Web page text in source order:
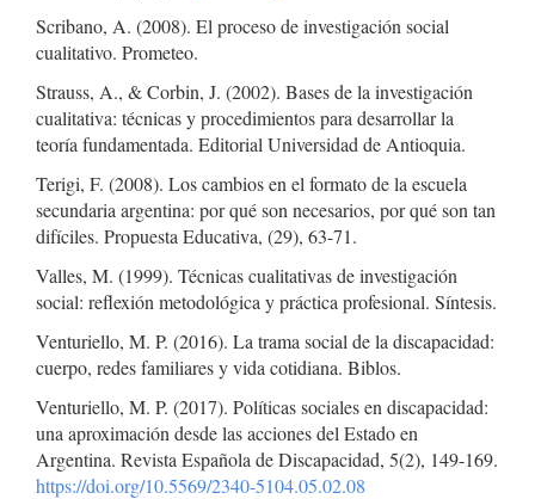
Scribano, A. (2008). El proceso de investigación social
cualitativo. Prometeo.
Strauss, A., & Corbin, J. (2002). Bases de la investigación
cualitativa: técnicas y procedimientos para desarrollar la
teoría fundamentada. Editorial Universidad de Antioquia.
Terigi, F. (2008). Los cambios en el formato de la escuela
secundaria argentina: por qué son necesarios, por qué son tan
difíciles. Propuesta Educativa, (29), 63-71.
Valles, M. (1999). Técnicas cualitativas de investigación
social: reflexión metodológica y práctica profesional. Síntesis.
Venturiello, M. P. (2016). La trama social de la discapacidad:
cuerpo, redes familiares y vida cotidiana. Biblos.
Venturiello, M. P. (2017). Políticas sociales en discapacidad:
una aproximación desde las acciones del Estado en
Argentina. Revista Española de Discapacidad, 5(2), 149-169.
https://doi.org/10.5569/2340-5104.05.02.08